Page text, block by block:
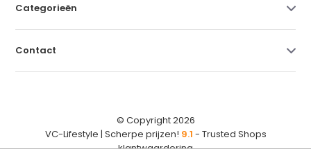
Categorieën
Contact
© Copyright 2026
VC-Lifestyle | Scherpe prijzen! 9.1 - Trusted Shops